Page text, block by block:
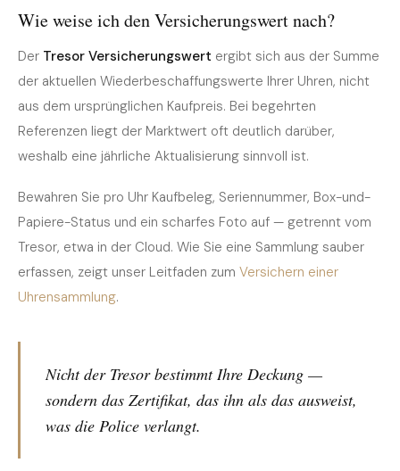
Wie weise ich den Versicherungswert nach?
Der Tresor Versicherungswert ergibt sich aus der Summe
der aktuellen Wiederbeschaffungswerte Ihrer Uhren, nicht
aus dem ursprünglichen Kaufpreis. Bei begehrten
Referenzen liegt der Marktwert oft deutlich darüber,
weshalb eine jährliche Aktualisierung sinnvoll ist.
Bewahren Sie pro Uhr Kaufbeleg, Seriennummer, Box-und-
Papiere-Status und ein scharfes Foto auf — getrennt vom
Tresor, etwa in der Cloud. Wie Sie eine Sammlung sauber
erfassen, zeigt unser Leitfaden zum Versichern einer
Uhrensammlung.
Nicht der Tresor bestimmt Ihre Deckung —
sondern das Zertifikat, das ihn als das ausweist,
was die Police verlangt.